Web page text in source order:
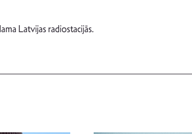
Latvijas radiostacijās.